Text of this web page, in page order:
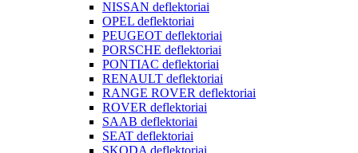
NISSAN deflektoriai
OPEL deflektoriai
PEUGEOT deflektoriai
PORSCHE deflektoriai
PONTIAC deflektoriai
RENAULT deflektoriai
RANGE ROVER deflektoriai
ROVER deflektoriai
SAAB deflektoriai
SEAT deflektoriai